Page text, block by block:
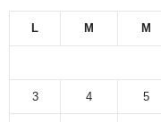
L M M
3 4 5